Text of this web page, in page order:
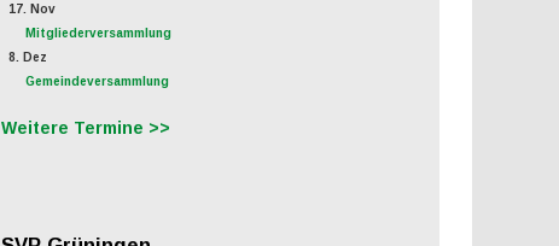
17. Nov
Mitgliederversammlung
8. Dez
Gemeindeversammlung
Weitere Termine >>